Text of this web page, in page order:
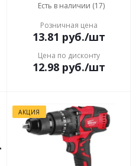
Есть в наличии (17)
Розничная цена
13.81 руб./шт
Цена по дисконту
12.98руб./шт
АКЦИЯ